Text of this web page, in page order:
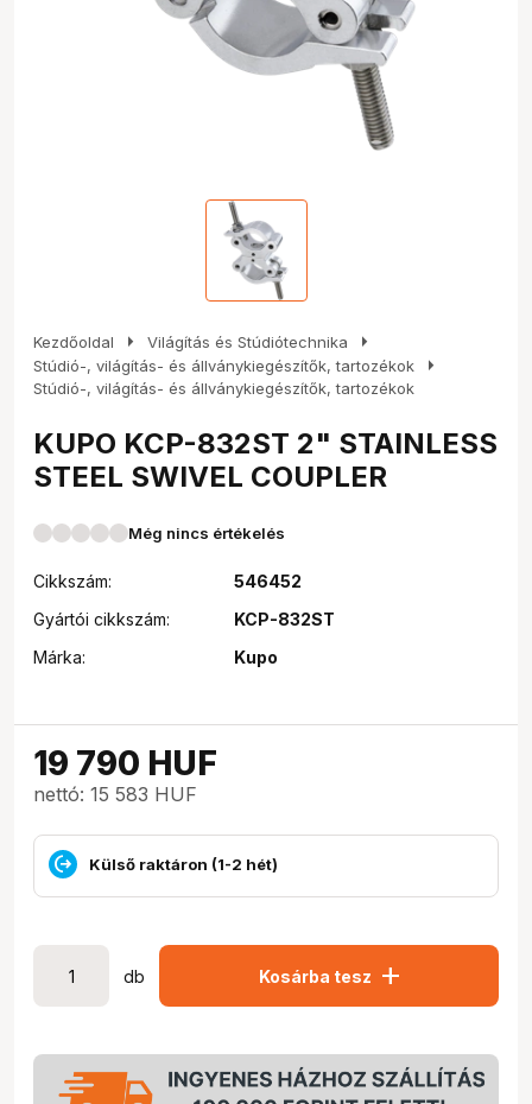
Kezdőoldal arrow_right Világítás és Stúdiótechnika arrow_right
Stúdió-, világítás- és állványkiegészítők, tartozékok arrow_right
Stúdió-, világítás- és állványkiegészítők, tartozékok
KUPO KCP-832ST 2" STAINLESS
STEEL SWIVEL COUPLER
Még nincs értékelés
Cikkszám:
546452
Gyártói cikkszám:
KCP-832ST
Márka:
Kupo
19 790 HUF
nettó: 15 583 HUF
Külső raktáron (1-2 hét)
db Kosárba tesz add